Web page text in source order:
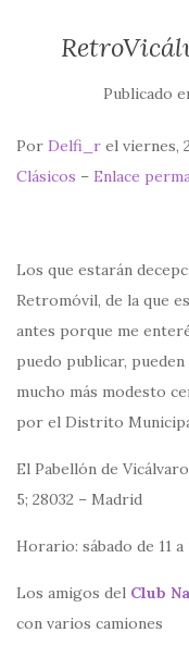
Publicado
Por Delfi_r el viernes,
Clásicos – Enlace
Los que estarán
Retromóvil, de la que
antes porque me
puedo publicar,
mucho más modesto
por el Distrito
El Pabellón de
5; 28032 – Madrid
Horario: sábado de 11 a
Los amigos del Club
con varios camiones